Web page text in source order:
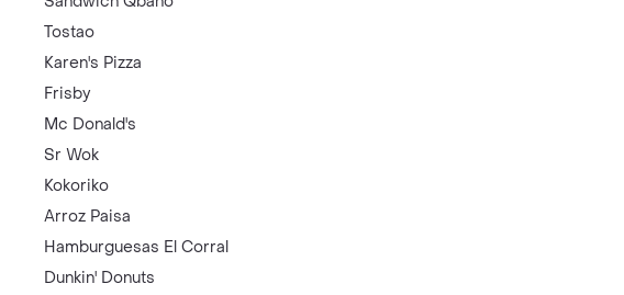
Tostao
Karen's Pizza
Frisby
Mc Donald's
Sr Wok
Kokoriko
Arroz Paisa
Hamburguesas El Corral
Dunkin' Donuts